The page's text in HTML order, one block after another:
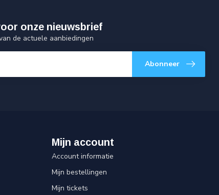
onze nieuwsbrief
de actuele aanbiedingen
Abonneer
Mijn account
Account informatie
Mijn bestellingen
Mijn tickets